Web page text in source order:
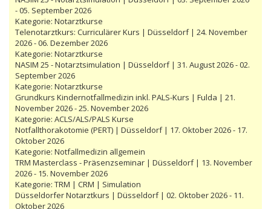
- 05. September 2026
Kategorie: Notarztkurse
Telenotarztkurs: Curriculärer Kurs | Düsseldorf | 24. November
2026 - 06. Dezember 2026
Kategorie: Notarztkurse
NASIM 25 - Notarztsimulation | Düsseldorf | 31. August 2026 - 02.
September 2026
Kategorie: Notarztkurse
Grundkurs Kindernotfallmedizin inkl. PALS-Kurs | Fulda | 21.
November 2026 - 25. November 2026
Kategorie: ACLS/ALS/PALS Kurse
Notfallthorakotomie (PERT) | Düsseldorf | 17. Oktober 2026 - 17.
Oktober 2026
Kategorie: Notfallmedizin allgemein
TRM Masterclass - Präsenzseminar | Düsseldorf | 13. November
2026 - 15. November 2026
Kategorie: TRM | CRM | Simulation
Düsseldorfer Notarztkurs | Düsseldorf | 02. Oktober 2026 - 11.
Oktober 2026